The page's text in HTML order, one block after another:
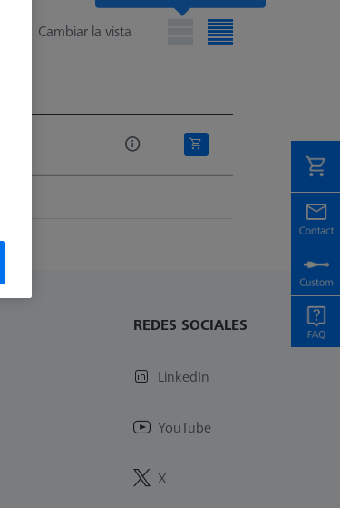
Cambiar la vista
REDES SOCIALES
LinkedIn
YouTube
X